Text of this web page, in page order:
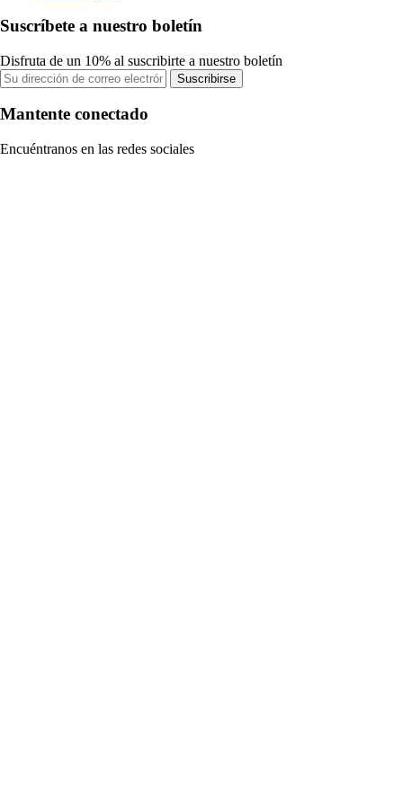
Suscríbete a nuestro boletín
Disfruta de un 10% al suscribirte a nuestro boletín
Suscribirse
Mantente conectado
Encuéntranos en las redes sociales